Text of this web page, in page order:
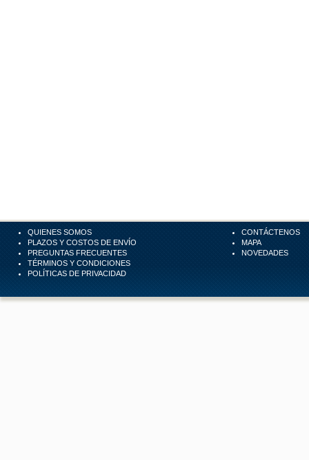
QUIENES SOMOS
PLAZOS Y COSTOS DE ENVÍO
PREGUNTAS FRECUENTES
TÉRMINOS Y CONDICIONES
POLÍTICAS DE PRIVACIDAD
CONTÁCTENOS
MAPA
NOVEDADES